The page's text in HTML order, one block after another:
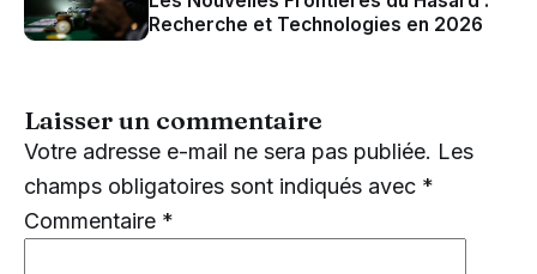
Recherche et Technologies en 2026
Laisser un commentaire
Votre adresse e-mail ne sera pas publiée. Les
champs obligatoires sont indiqués avec *
Commentaire *